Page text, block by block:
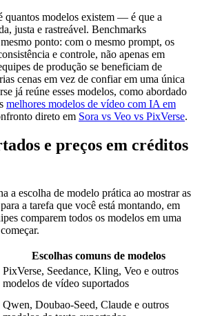
quantos modelos existem — é que a
justa e rastreável. Benchmarks
ponto: com o mesmo prompt, os
e controle, não apenas em
de produção se beneficiam de
cenas em vez de confiar em uma única
já reúne esses modelos, como abordado
melhores modelos de vídeo com IA em
direto em Sora vs Veo vs PixVerse.
e preços em créditos
a escolha de modelo prática ao mostrar as
a tarefa que você está montando, em
comparem todos os modelos em uma
Escolhas comuns de modelos
PixVerse, Seedance, Kling, Veo e outros
modelos de vídeo suportados
Qwen, Doubao-Seed, Claude e outros